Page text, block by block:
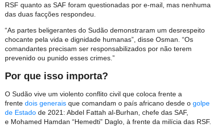
RSF quanto as SAF foram questionadas por e-mail, mas nenhuma
das duas facções respondeu.
“As partes beligerantes do Sudão demonstraram um desrespeito
chocante pela vida e dignidade humanas”, disse Osman. “Os
comandantes precisam ser responsabilizados por não terem
prevenido ou punido esses crimes.”
Por que isso importa?
O Sudão vive um violento conflito civil que coloca frente a
frente dois generais que comandam o país africano desde o golpe
de Estado de 2021: Abdel Fattah al-Burhan, chefe das SAF,
e Mohamed Hamdan “Hemedti” Daglo, à frente da milícia das RSF.